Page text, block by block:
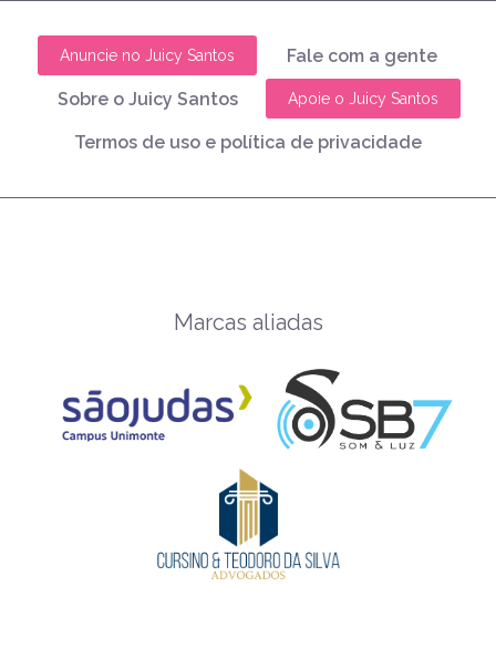
Anuncie no Juicy Santos Fale com a gente
Sobre o Juicy Santos Apoie o Juicy Santos
Termos de uso e política de privacidade
Marcas aliadas